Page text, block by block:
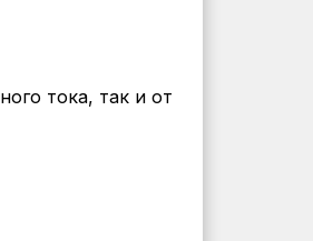
тока, так и от